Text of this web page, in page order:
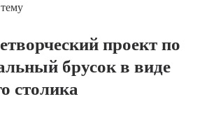
проект по
брусок в виде
столика